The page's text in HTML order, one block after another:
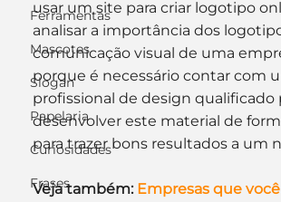
Ferramentas
Mascotes
Slogan
Papelaria
Curiosidades
Frases
usar um site para criar logotipo
analisar a importância dos
comunicação visual de uma
porque é necessário contar com
profissional de design qualificado
desenvolver este material de
para trazer bons resultados a um
Veja também: Empresas que